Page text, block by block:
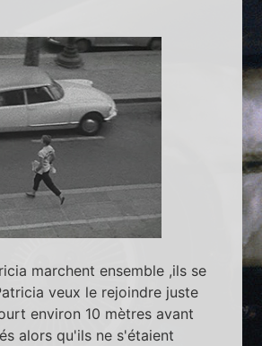
marchent ensemble ,ils se
veux le rejoindre juste
environ 10 mètres avant
alors qu'ils ne s'étaient